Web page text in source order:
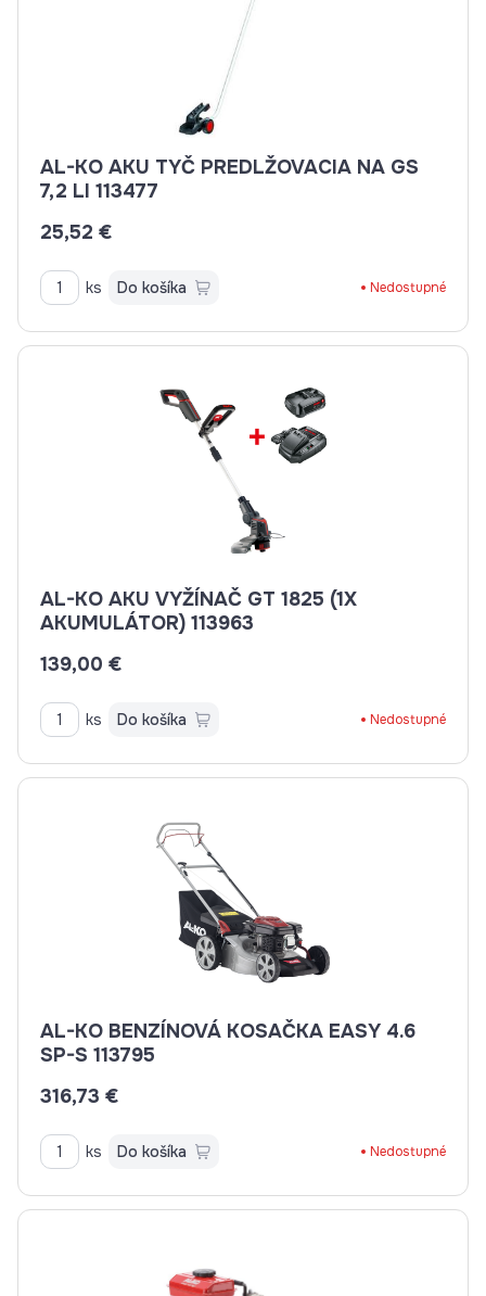
AL-KO AKU TYČ PREDLŽOVACIA NA GS
7,2 LI 113477
25,52 €
ks Do košíka Nedostupné
AL-KO AKU VYŽÍNAČ GT 1825 (1X
AKUMULÁTOR) 113963
139,00 €
ks Do košíka Nedostupné
AL-KO BENZÍNOVÁ KOSAČKA EASY 4.6
SP-S 113795
316,73 €
ks Do košíka Nedostupné